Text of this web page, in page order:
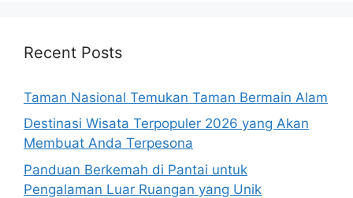
Recent Posts
Taman Nasional Temukan Taman Bermain Alam
Destinasi Wisata Terpopuler 2026 yang Akan
Membuat Anda Terpesona
Panduan Berkemah di Pantai untuk
Pengalaman Luar Ruangan yang Unik